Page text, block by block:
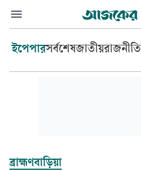
ইপেপারসর্বশেষজাতীয়রাজনীতি
ব্রাহ্মণবাড়িয়া